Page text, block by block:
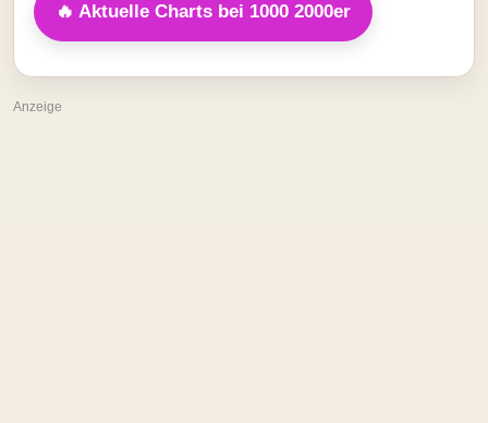
🔥 Aktuelle Charts bei 1000 2000er
Anzeige